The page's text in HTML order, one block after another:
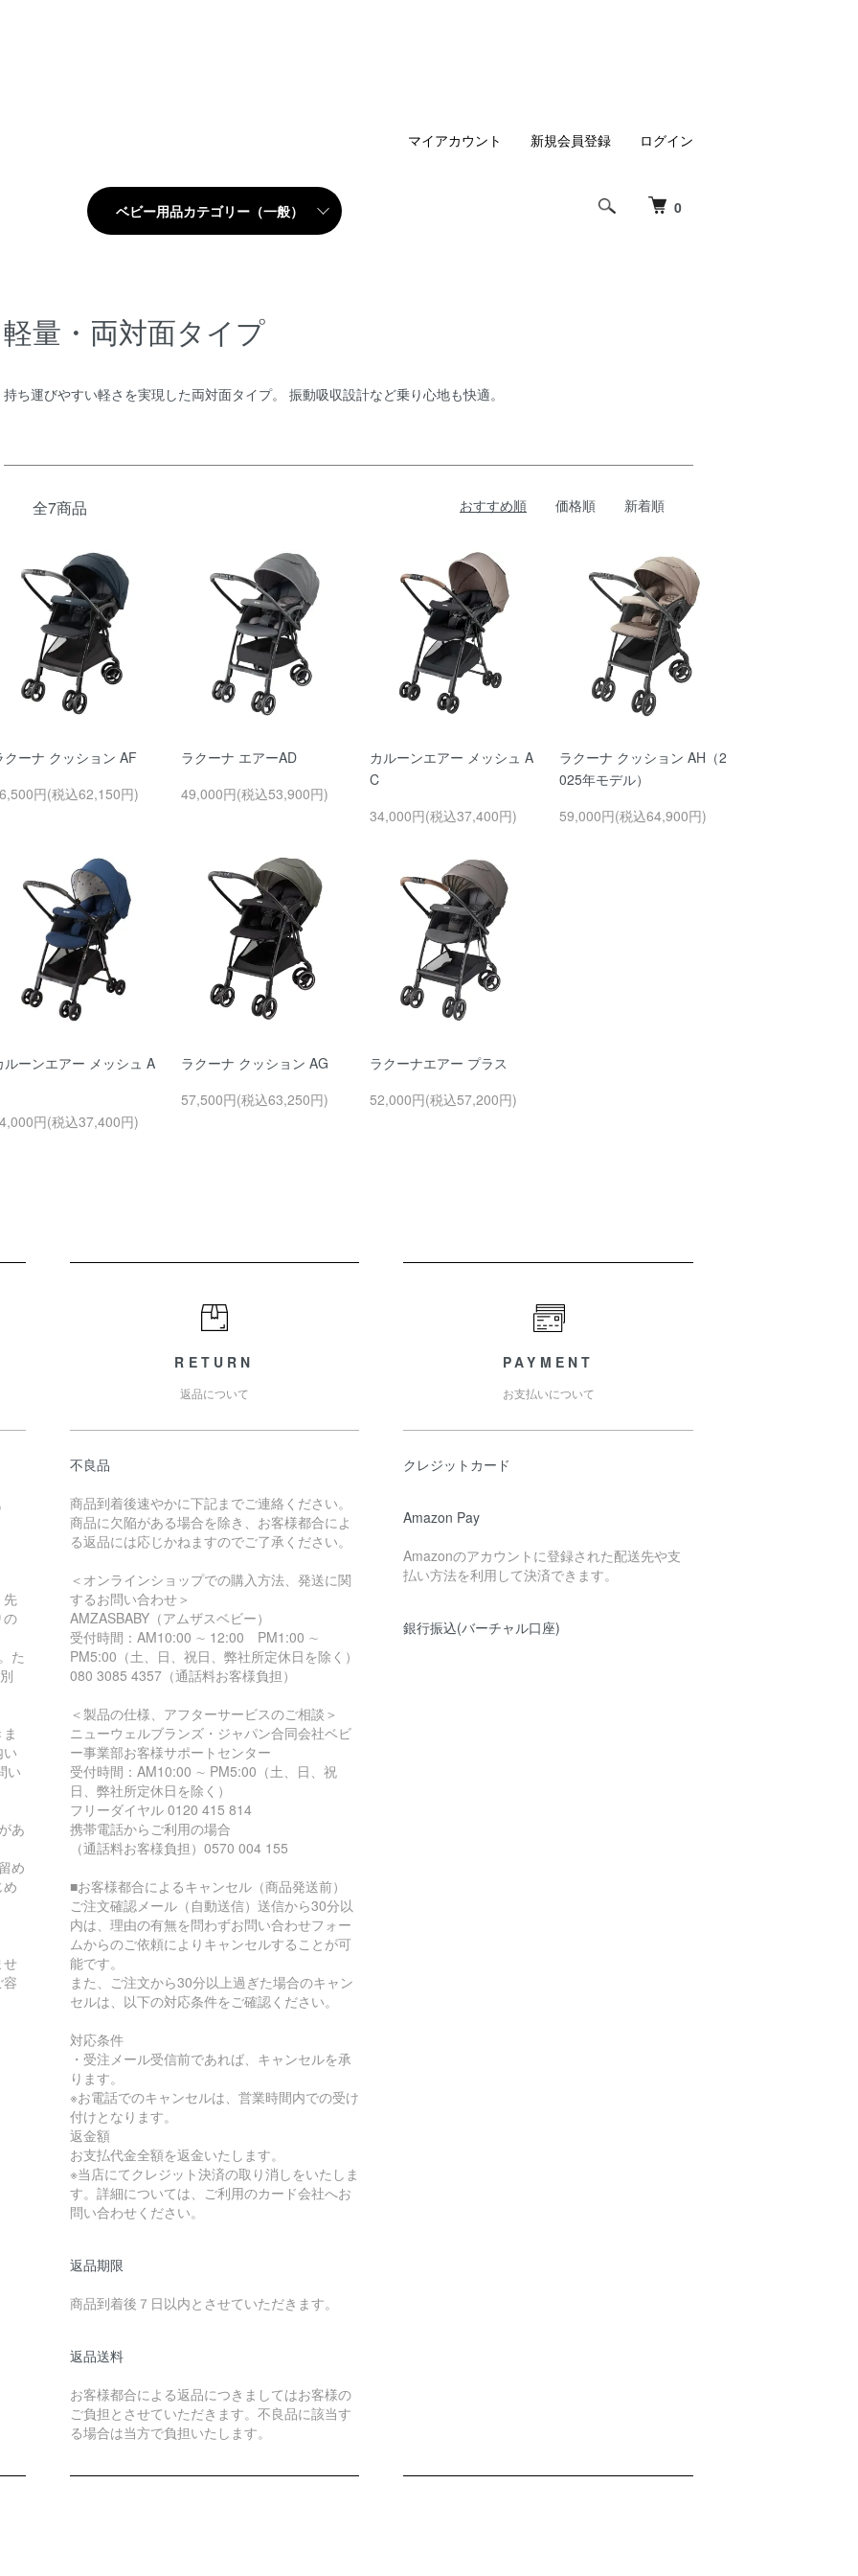
0
ベビー用品カテゴリー（一般）
マイアカウント 新規会員登録 ログイン
軽量・両対面タイプ
持ち運びやすい軽さを実現した両対面タイプ。 振動吸収設計など乗り心地も快適。
全7商品 おすすめ順 価格順 新着順
クーナ クッション AF
円(税込62,150円)
ラクーナ エアーAD
49,000円(税込53,900円)
カルーンエアー メッシュ A
C
34,000円(税込37,400円)
ラクーナ クッション AH（2
025年モデル）
59,000円(税込64,900円)
ルーンエアー メッシュ A
円(税込37,400円)
ラクーナ クッション AG
57,500円(税込63,250円)
ラクーナエアー プラス
52,000円(税込57,200円)
先
の
た
い
あ
め
RETURN
返品について
不良品
商品到着後速やかに下記までご連絡ください。
商品に欠陥がある場合を除き、お客様都合によ
る返品には応じかねますのでご了承ください。
＜オンラインショップでの購入方法、発送に関
するお問い合わせ＞
AMZASBABY（アムザスベビー）
受付時間：AM10:00 ∼ 12:00 PM1:00 ∼
PM5:00（土、日、祝日、弊社所定休日を除く）
080 3085 4357（通話料お客様負担）
＜製品の仕様、アフターサービスのご相談＞
ニューウェルブランズ・ジャパン合同会社ベビ
ー事業部お客様サポートセンター
受付時間：AM10:00 ∼ PM5:00（土、日、祝
日、弊社所定休日を除く）
フリーダイヤル 0120 415 814
携帯電話からご利用の場合
（通話料お客様負担）0570 004 155
■お客様都合によるキャンセル（商品発送前）
ご注文確認メール（自動送信）送信から30分以
内は、理由の有無を問わずお問い合わせフォー
ムからのご依頼によりキャンセルすることが可
能です。
また、ご注文から30分以上過ぎた場合のキャン
セルは、以下の対応条件をご確認ください。
対応条件
・受注メール受信前であれば、キャンセルを承
ります。
※お電話でのキャンセルは、営業時間内での受け
付けとなります。
返金額
お支払代金全額を返金いたします。
※当店にてクレジット決済の取り消しをいたしま
す。詳細については、ご利用のカード会社へお
問い合わせください。
返品期限
商品到着後７日以内とさせていただきます。
返品送料
お客様都合による返品につきましてはお客様の
ご負担とさせていただきます。不良品に該当す
る場合は当方で負担いたします。
PAYMENT
お支払いについて
クレジットカード
Amazon Pay
Amazonのアカウントに登録された配送先や支
払い方法を利用して決済できます。
銀行振込(バーチャル口座)